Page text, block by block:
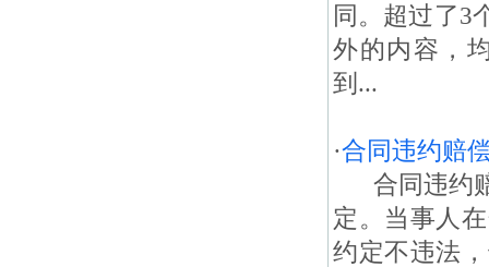
同。超过了3
外的内容，
到...
·合同违约赔
合同违约赔
定。当事人
约定不违法